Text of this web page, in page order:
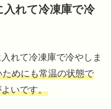
入れて冷凍庫で冷
れて冷凍庫で冷やしま
めにも常温の状態で
いです。